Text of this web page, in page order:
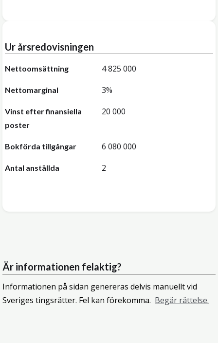
Ur årsredovisningen
Nettoomsättning 4 825 000
Nettomarginal 3%
Vinst efter finansiella
poster
20 000
Bokförda tillgångar 6 080 000
Antal anställda 2
Är informationen felaktig?
Informationen på sidan genereras delvis manuellt vid
Sveriges tingsrätter. Fel kan förekomma. Begär rättelse.